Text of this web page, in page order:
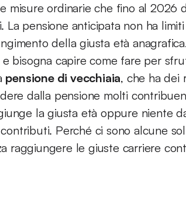
misure ordinarie che fino al 2026
pensione anticipata non ha
della giusta età
bisogna capire come fare per
pensione di vecchiaia, che ha dei
dalla pensione molti
la giusta età oppure niente
Perché ci sono alcune
raggiungere le giuste carriere